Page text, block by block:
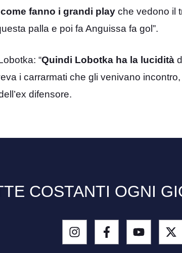
come fanno i grandi play che vedono il
palla e poi fa Anguissa fa gol”.
“Quindi Lobotka ha la lucidità
i carrarmati che gli venivano
difensore.
COSTANTI OGNI